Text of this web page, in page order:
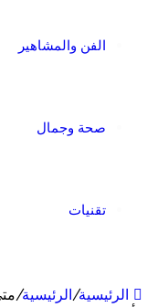
الفن والمشاهير
صحة وجمال
/الرئيسية/